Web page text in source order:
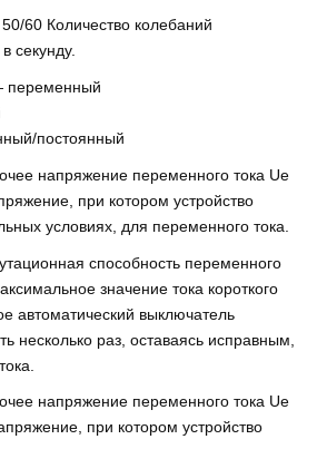
50/60 Количество колебаний
секунду.
переменный
постоянный
напряжение переменного тока Ue
при котором устройство
условиях, для переменного тока.
способность переменного
значение тока короткого
автоматический выключатель
несколько раз, оставаясь исправным,
напряжение переменного тока Ue
при котором устройство